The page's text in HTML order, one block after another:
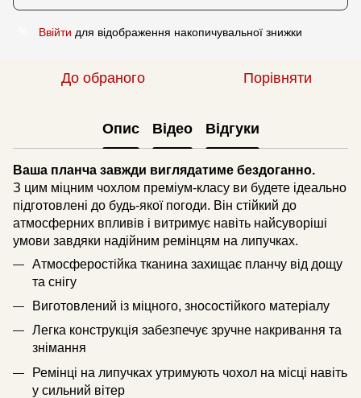
Ввійти для відображення накопичувальної знижки
До обраного Порівняти
Опис Відео Відгуки
Ваша планча завжди виглядатиме бездоганно.
З цим міцним чохлом преміум-класу ви будете ідеально
підготовлені до будь-якої погоди. Він стійкий до
атмосферних впливів і витримує навіть найсуворіші
умови завдяки надійним ремінцям на липучках.
Атмосферостійка тканина захищає планчу від дощу
та снігу
Виготовлений із міцного, зносостійкого матеріалу
Легка конструкція забезпечує зручне накривання та
знімання
Ремінці на липучках утримують чохол на місці навіть
у сильний вітер